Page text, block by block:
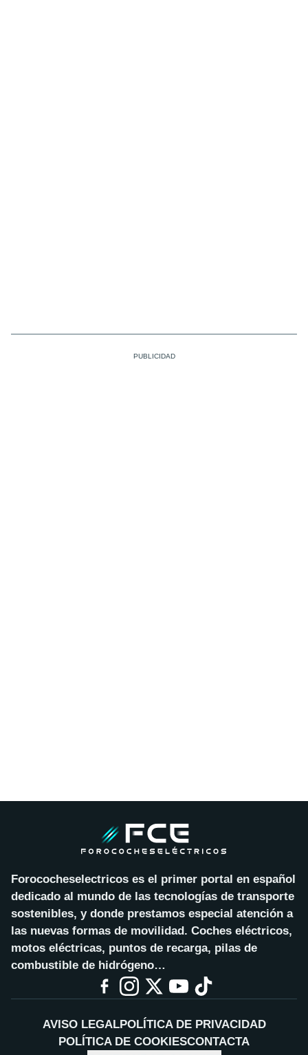
Forococheselectricos es el primer portal en español
dedicado al mundo de las tecnologías de transporte
sostenibles, y donde prestamos especial atención a
las nuevas formas de movilidad. Coches eléctricos,
motos eléctricas, puntos de recarga, pilas de
combustible de hidrógeno…
AVISO LEGALPOLÍTICA DE PRIVACIDAD
POLÍTICA DE COOKIESCONTACTA